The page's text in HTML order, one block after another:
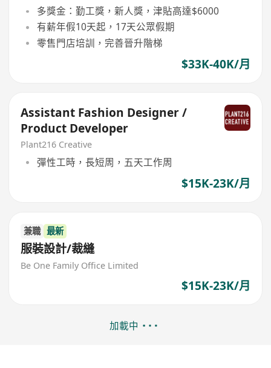
多獎金：勤工獎，新人獎，津貼高達$6000
有薪年假10天起，17天公眾假期
零售門店培訓，完善晉升階梯
$33K-40K/月
Assistant Fashion Designer /
Product Developer
Plant216 Creative
彈性工時，長短周，五天工作周
$15K-23K/月
兼職 最新
服裝設計/裁縫
Be One Family Office Limited
$15K-23K/月
加載中